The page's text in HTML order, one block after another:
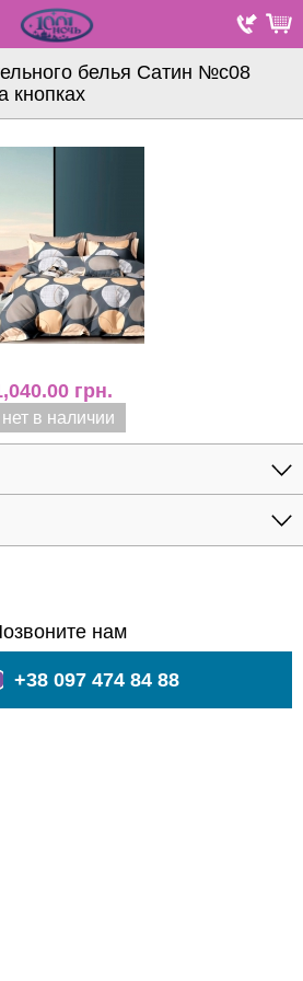
белья Сатин №с08
кнопках
грн.
нет в наличии
нам
+38 097 474 84 88